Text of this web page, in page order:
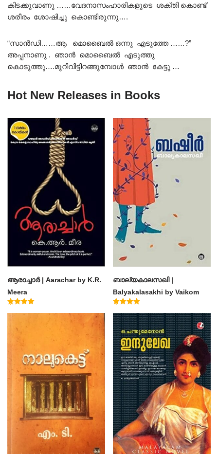
കിടക്കുവാണു ……വേദനാസംഹാരികളുടെ ശക്തി കൊണ്ട്
ശരീരം ശോഷിച്ചു കൊണ്ടിരുന്നു….
“സാൻഡി……ആ മൊബൈൽ ഒന്നു എടുത്തേ ……?”
അപ്പനാണു . ഞാൻ മൊബൈൽ എടുത്തു
കൊടുത്തു….മുറിവിട്ടിറങ്ങുമ്പോൾ ഞാൻ കേട്ടു …
Hot New Releases in Books
ആരാച്ചാര്‍ | Aarachar by K.R.
Meera
ബാല്യകാലസഖി |
Balyakalasakhi by Vaikom
Muhammad Basheer
4.60
out of 5